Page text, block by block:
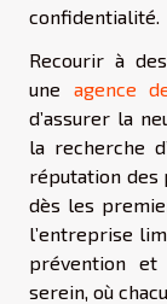
confidentialité.
Recourir à
une agence
d’assurer la
la recherche
réputation des
dès les
l’entreprise
prévention
serein, où